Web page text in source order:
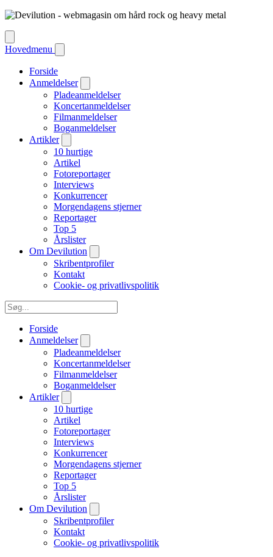
Hovedmenu
Forside
Anmeldelser
Pladeanmeldelser
Koncertanmeldelser
Filmanmeldelser
Boganmeldelser
Artikler
10 hurtige
Artikel
Fotoreportager
Interviews
Konkurrencer
Morgendagens stjerner
Reportager
Top 5
Årslister
Om Devilution
Skribentprofiler
Kontakt
Cookie- og privatlivspolitik
Forside
Anmeldelser
Pladeanmeldelser
Koncertanmeldelser
Filmanmeldelser
Boganmeldelser
Artikler
10 hurtige
Artikel
Fotoreportager
Interviews
Konkurrencer
Morgendagens stjerner
Reportager
Top 5
Årslister
Om Devilution
Skribentprofiler
Kontakt
Cookie- og privatlivspolitik